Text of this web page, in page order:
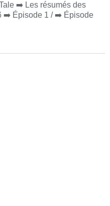
➡️ Les résumés des
➡️ Épisode 1 / ➡️ Épisode